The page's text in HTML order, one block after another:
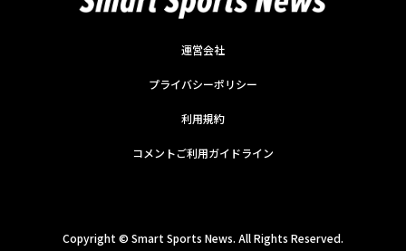
運営会社
プライバシーポリシー
利用規約
コメントご利用ガイドライン
Copyright © Smart Sports News. All Rights Reserved.